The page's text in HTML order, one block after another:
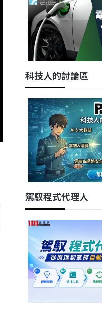
科技人的討論區
駕馭程式代理人